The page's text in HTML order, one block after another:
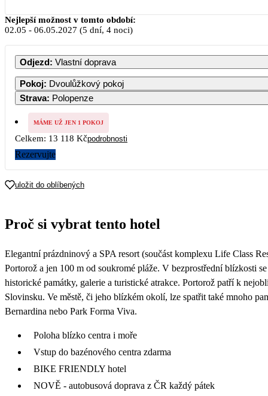
Květen 2027
PO ÚT ST ČT PÁ
3 4 5 6 7
17 18 19 20 21
Nejlepší možnost v tomto období:
02.05 - 06.05.2027 (5 dní, 4 noci)
Odjezd: Vlastní doprava
Pokoj: Dvoulůžkový pokoj
Strava: Polopenze
MÁME UŽ JEN 1 POKOJ
Celkem: 13 118 Kčpodrobnosti
Rezervujte
uložit do oblíbených
Proč si vybrat tento hotel
Elegantní prázdninový a SPA resort (součást komplexu Life Class
Portorož a jen 100 m od soukromé pláže. V bezprostřední blízkosti
historické památky, galerie a turistické atrakce. Portorož patří k
Slovinsku. Ve městě, či jeho blízkém okolí, lze spatřit také mnoho
Bernardina nebo Park Forma Viva.
Poloha blízko centra i moře
Vstup do bazénového centra zdarma
BIKE FRIENDLY hotel
NOVĚ - autobusová doprava z ČR každý pátek